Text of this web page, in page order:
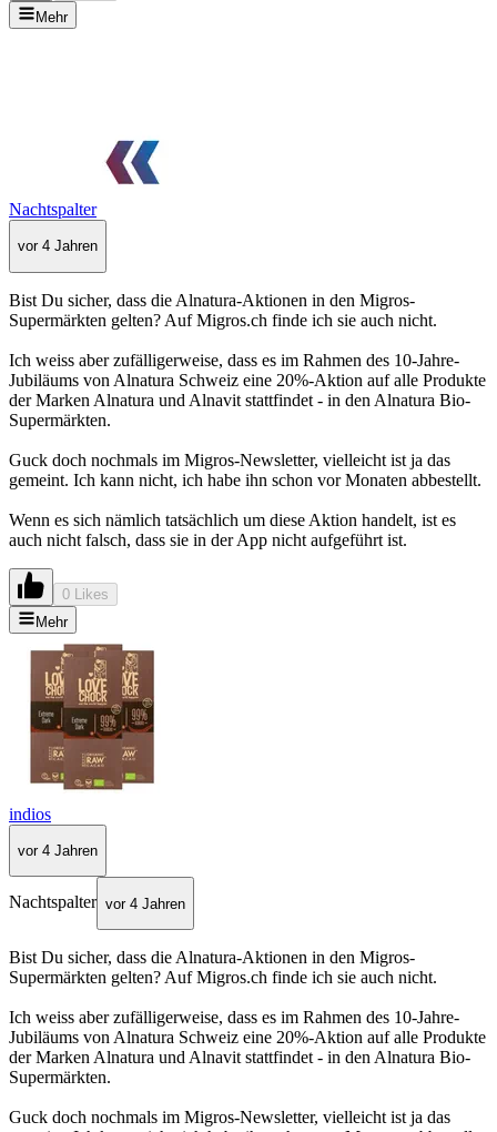
Mehr
Nachtspalter
vor 4 Jahren
Bist Du sicher, dass die Alnatura-Aktionen in den Migros-
Supermärkten gelten? Auf Migros.ch finde ich sie auch nicht.
Ich weiss aber zufälligerweise, dass es im Rahmen des 10-Jahre-
Jubiläums von Alnatura Schweiz eine 20%-Aktion auf alle Produkte
der Marken Alnatura und Alnavit stattfindet - in den Alnatura Bio-
Supermärkten.
Guck doch nochmals im Migros-Newsletter, vielleicht ist ja das
gemeint. Ich kann nicht, ich habe ihn schon vor Monaten abbestellt.
Wenn es sich nämlich tatsächlich um diese Aktion handelt, ist es
auch nicht falsch, dass sie in der App nicht aufgeführt ist.
0 Likes
Mehr
indios
vor 4 Jahren
Nachtspalter vor 4 Jahren
Bist Du sicher, dass die Alnatura-Aktionen in den Migros-
Supermärkten gelten? Auf Migros.ch finde ich sie auch nicht.
Ich weiss aber zufälligerweise, dass es im Rahmen des 10-Jahre-
Jubiläums von Alnatura Schweiz eine 20%-Aktion auf alle Produkte
der Marken Alnatura und Alnavit stattfindet - in den Alnatura Bio-
Supermärkten.
Guck doch nochmals im Migros-Newsletter, vielleicht ist ja das